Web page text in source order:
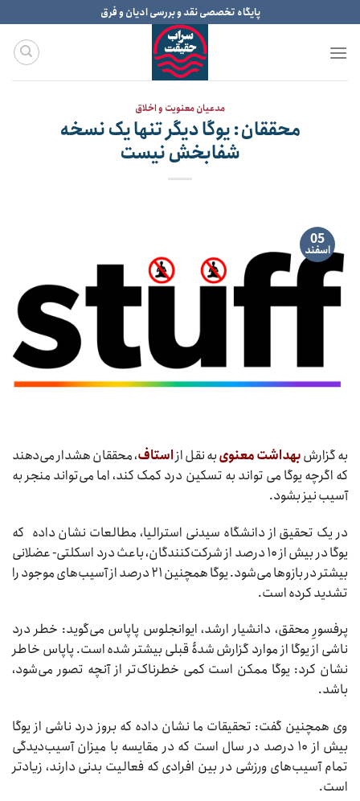
to
content
پایگاه تخصصی نقد و بررسی ادیان و فرق
مدعیان معنویت و اخلاق
محققان: یوگا دیگر تنها یک نسخه
شفابخش نیست
05
اسفند
به گزارشبهداشت معنویبه نقل ازاستاف، محققان هشدار می‌دهند
که اگرچه یوگا می تواند به تسکین درد کمک کند، اما می‌تواند منجر به
آسیب نیز بشود.
در یک تحقیق از دانشگاه سیدنی استرالیا، مطالعات نشان داده که
یوگا در بیش از ۱۰ درصد از شرکت‌کنندگان، باعث درد اسکلتی- عضلانی
بیشتر در بازوها می‌شود. یوگا همچنین ۲۱ درصد از آسیب‌های موجود را
تشدید کرده است.
پرفسورِ محقق، دانشیار ارشد، ایوانجلوس پاپاس می‌گوید: خطر درد
ناشی از یوگا از موارد گزارش شدۀ قبلی بیشتر شده است. پاپاس خاطر
نشان کرد: یوگا ممکن است کمی خطرناک‌تر از آنچه تصور می‌شود،
باشد.
وی همچنین گفت: تحقیقات ما نشان داده که بروز درد ناشی از یوگا
بیش از ۱۰ درصد در سال است که در مقایسه با میزان آسیب‌دیدگی
تمام آسیب‌های ورزشی در بین افرادی که فعالیت بدنی دارند، زیادتر
است.